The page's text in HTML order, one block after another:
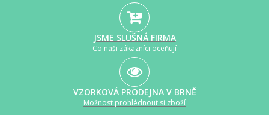
JSME SLUŠNÁ FIRMA
Co naši zákazníci oceňují
VZORKOVÁ PRODEJNA V BRNĚ
Možnost prohlédnout si zboží